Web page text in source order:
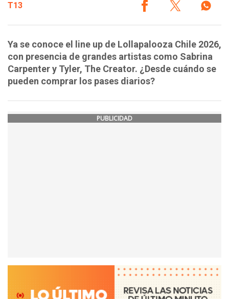
T13
Ya se conoce el line up de Lollapalooza Chile 2026,
con presencia de grandes artistas como Sabrina
Carpenter y Tyler, The Creator. ¿Desde cuándo se
pueden comprar los pases diarios?
PUBLICIDAD